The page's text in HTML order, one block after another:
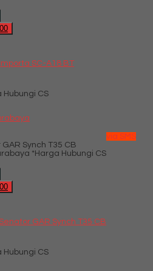
SC-A18 BT
Hubungi CS
via SMS
Synch T35 CB
*Harga Hubungi CS
GAR Synch T35 CB
Hubungi CS